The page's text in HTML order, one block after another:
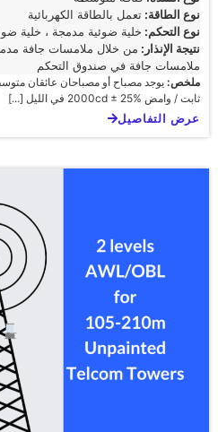
نوع الطاقة: تعمل بالطاقة الكهربائية
نوع التحكم: خلية ضوئية مدمجة ، خلية
نتيجة الإنذار:
ملامسات جافة في صندوق التحكم
ملخص:
ثابت / وامض 2000cd ± 25% في الليل [...]
عرض التفاصيل